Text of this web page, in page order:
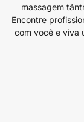
massagem
Encontre
com você e viva